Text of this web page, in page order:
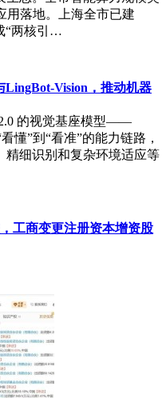
用落地。上海全市已建
“两核引…
LingBot-Vision，推动机器
2.0 的视觉基座模型——
懂”到“看准”的能力链路，
精细识别和复杂环境适应等
工商变更注册资本增资股